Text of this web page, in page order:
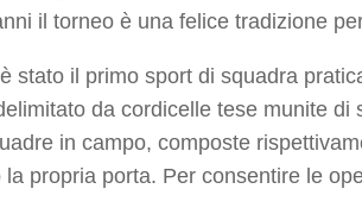
il torneo è una felice tradizione
stato il primo sport di squadra
da cordicelle tese munite di
in campo, composte
propria porta. Per consentire le